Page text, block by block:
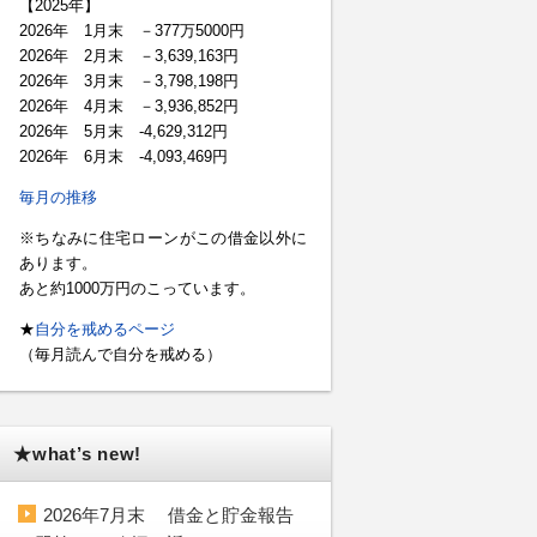
【2025年】
2026年 1月末 －377万5000円
2026年 2月末 －3,639,163円
2026年 3月末 －3,798,198円
2026年 4月末 －3,936,852円
2026年 5月末 -4,629,312円
2026年 6月末 -4,093,469円
毎月の推移
※ちなみに住宅ローンがこの借金以外に
あります。
あと約1000万円のこっています。
★自分を戒めるページ
（毎月読んで自分を戒める）
★what’s new!
2026年7月末 借金と貯金報告